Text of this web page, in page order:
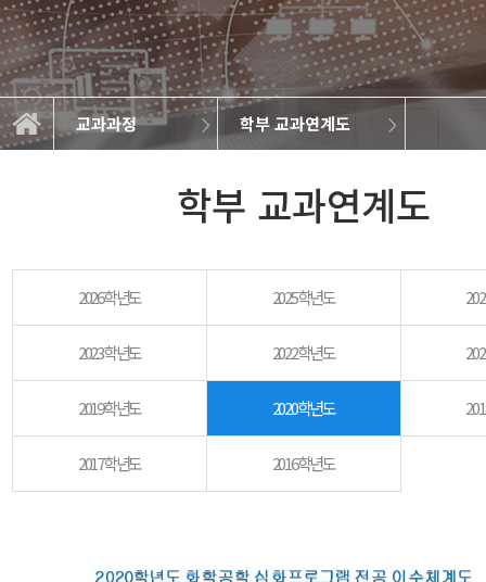
교과과정 학부 교과연계도
학과소개
교과과정
학사정보
정보광장
커뮤니티
학부 교육목표
학부 교과연계도
학부 교과과정
대학원 교육목표
대학원 교과과정
학부 교과연계도
2026학년도 2025학년도
2023학년도 2022학년도
2019학년도 2020학년도
2017학년도 2016학년도